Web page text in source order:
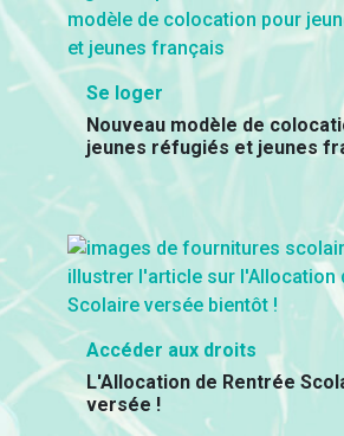
Se loger
Nouveau modèle de
jeunes réfugiés et jeunes
Accéder aux droits
L'Allocation de Rentrée
versée !